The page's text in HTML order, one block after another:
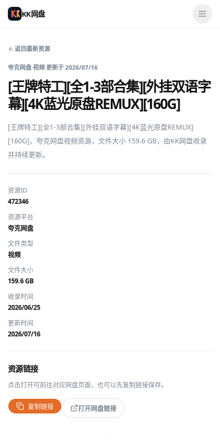
KK网盘
返回最新资源
夸克网盘·视频·更新于2026/07/16
[王牌特工][全1-3部合集][外挂双语字
幕][4K蓝光原盘REMUX][160G]
[王牌特工][全1-3部合集][外挂双语字幕][4K蓝光原盘REMUX]
[160G]，夸克网盘视频资源，文件大小 159.6 GB，由KK网盘收录
并持续更新。
资源ID
472346
资源平台
夸克网盘
文件类型
视频
文件大小
159.6 GB
收录时间
2026/06/25
更新时间
2026/07/16
资源链接
点击打开可前往对应网盘页面，也可以先复制链接保存。
复制链接 打开网盘链接